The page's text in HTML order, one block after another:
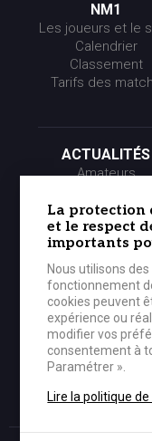
NM1
Les joueurs et le
Calendrier
Classement
Tarifs des
ACTUALITÉS
Amateurs
Presse
Partenaires
LE CLUB
Historique
Organigramme
BOUTIQUE
La protection
et le respect
importants
Nous utilisons
fonctionnement
cookies peuvent
expérience ou
modifier vos
consentement à
Paramétrer ».
Lire la politique